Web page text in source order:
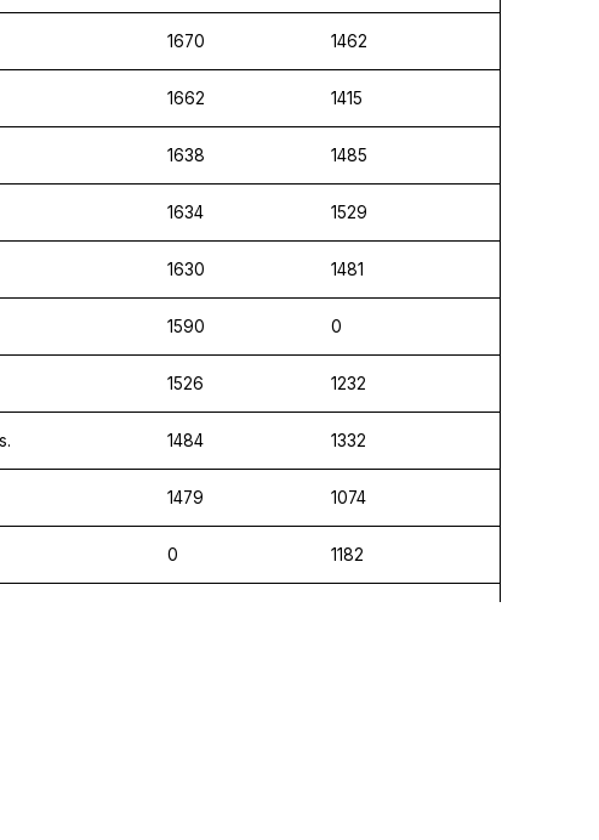
1670 1462
1662 1415
1638 1485
1634 1529
1630 1481
1590 0
1526 1232
1484 1332
1479 1074
0 1182